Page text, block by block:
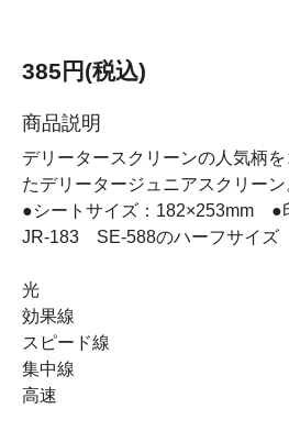
385円(税込)
商品説明
デリータースクリーンの人気柄
たデリータージュニアスクリーン
●シートサイズ：182×253mm ●
JR-183 SE-588のハーフサイズ
光
効果線
スピード線
集中線
高速